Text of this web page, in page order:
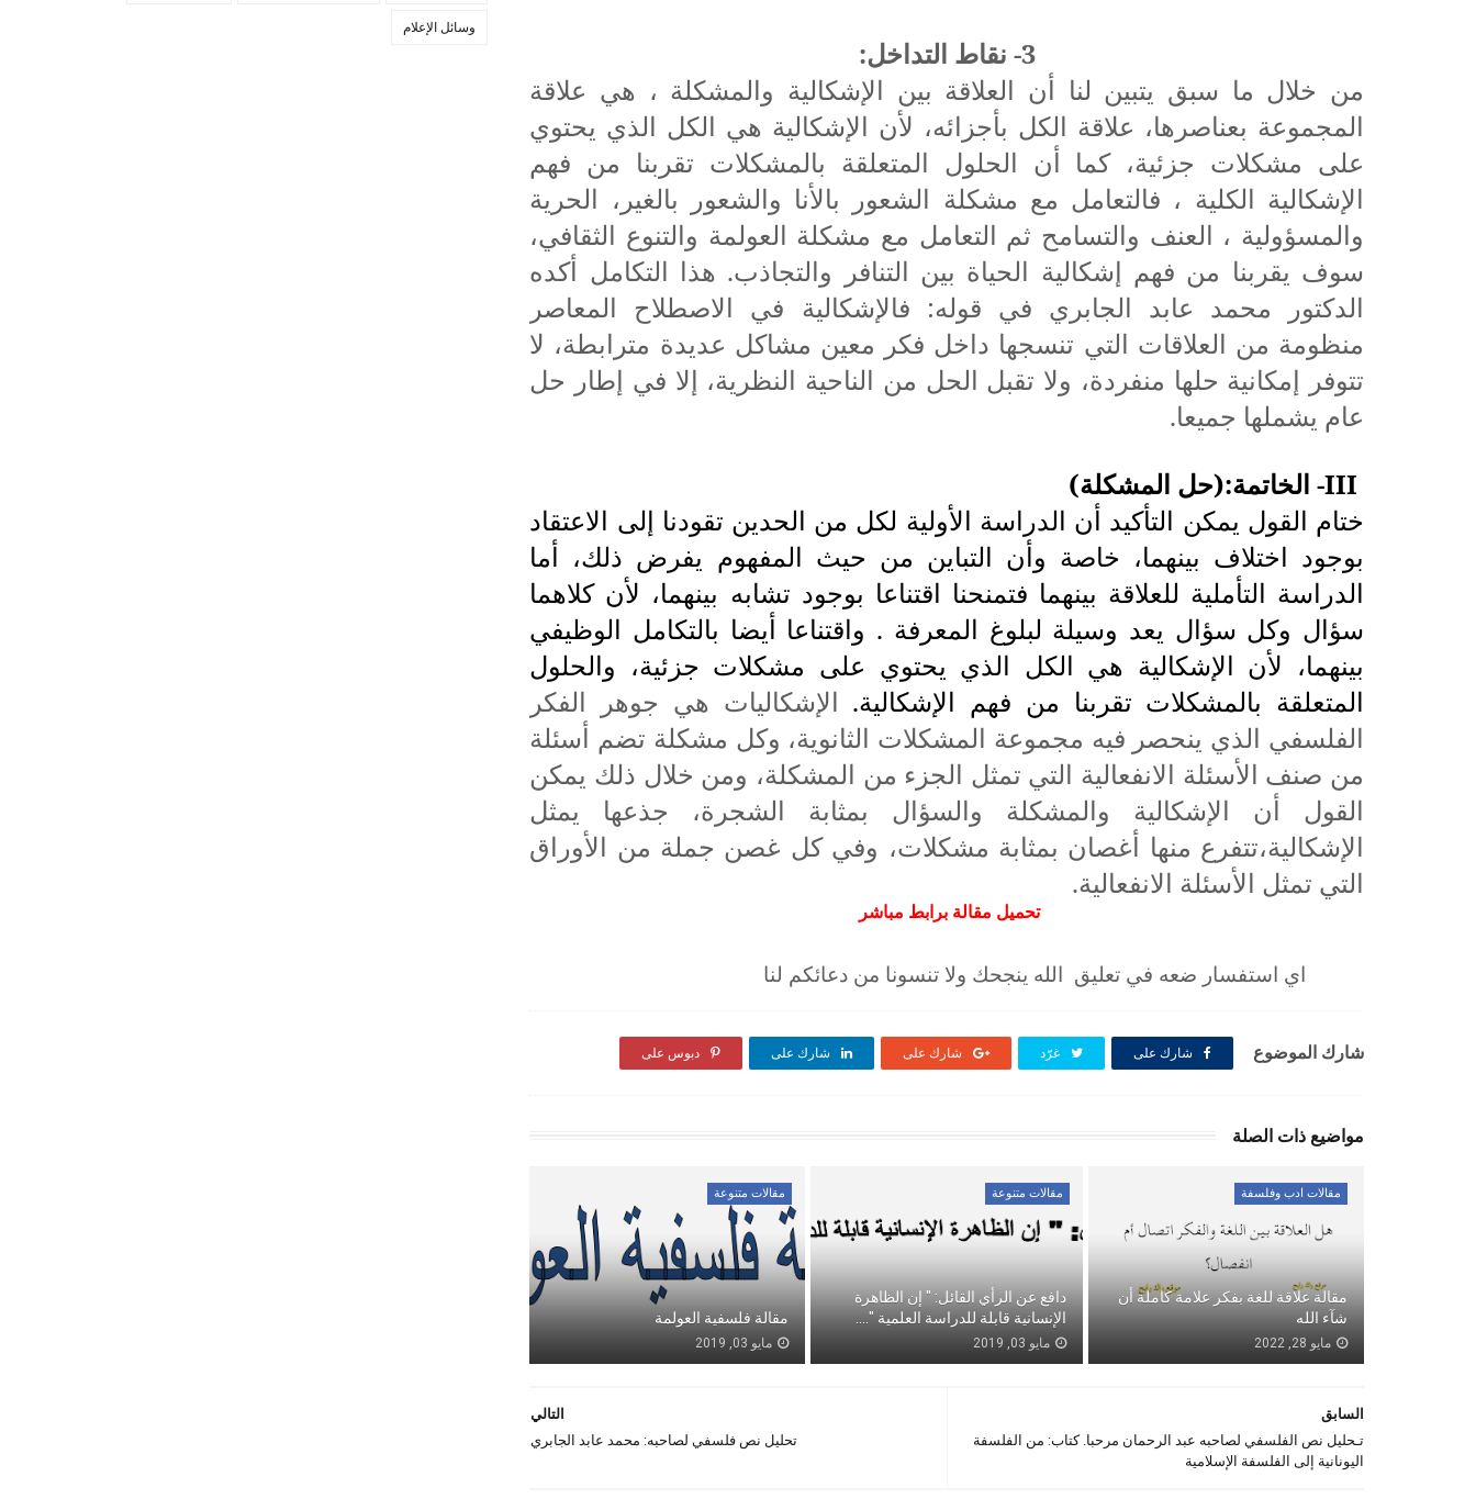
3- نقاط التداخل:
من خلال ما سبق يتبين لنا أن العلاقة بين الإشكالية والمشكلة ، هي علاقة
المجموعة بعناصرها، علاقة الكل بأجزائه، لأن الإشكالية هي الكل الذي يحتوي
على مشكلات جزئية، كما أن الحلول المتعلقة بالمشكلات تقربنا من فهم
الإشكالية الكلية ، فالتعامل مع مشكلة الشعور بالأنا والشعور بالغير، الحرية
والمسؤولية ، العنف والتسامح ثم التعامل مع مشكلة العولمة والتنوع الثقافي،
سوف يقربنا من فهم إشكالية الحياة بين التنافر والتجاذب. هذا التكامل أكده
الدكتور محمد عابد الجابري في قوله: فالإشكالية في الاصطلاح المعاصر
منظومة من العلاقات التي تنسجها داخل فكر معين مشاكل عديدة مترابطة، لا
تتوفر إمكانية حلها منفردة، ولا تقبل الحل من الناحية النظرية، إلا في إطار حل
عام يشملها جميعا.
III- الخاتمة:(حل المشكلة)
ختام القول يمكن التأكيد أن الدراسة الأولية لكل من الحدين تقودنا إلى الاعتقاد
بوجود اختلاف بينهما، خاصة وأن التباين من حيث المفهوم يفرض ذلك، أما
الدراسة التأملية للعلاقة بينهما فتمنحنا اقتناعا بوجود تشابه بينهما، لأن كلاهما
سؤال وكل سؤال يعد وسيلة لبلوغ المعرفة . واقتناعا أيضا بالتكامل الوظيفي
بينهما، لأن الإشكالية هي الكل الذي يحتوي على مشكلات جزئية، والحلول
المتعلقة بالمشكلات تقربنا من فهم الإشكالية. الإشكاليات هي جوهر الفكر
الفلسفي الذي ينحصر فيه مجموعة المشكلات الثانوية، وكل مشكلة تضم أسئلة
من صنف الأسئلة الانفعالية التي تمثل الجزء من المشكلة، ومن خلال ذلك يمكن
القول أن الإشكالية والمشكلة والسؤال بمثابة الشجرة، جذعها يمثل
الإشكالية،تتفرع منها أغصان بمثابة مشكلات، وفي كل غصن جملة من الأوراق
التي تمثل الأسئلة الانفعالية.
تحميل مقالة برابط مباشر
اي استفسار ضعه في تعليق الله ينجحك ولا تنسونا من دعائكم لنا
شارك الموضوع شارك على غرّد شارك على شارك على دبوس على
مواضيع ذات الصلة
مقالات ادب وفلسفة
مقالة علاقة للغة بفكر علامة كاملة أن
شآء الله
مايو 28, 2022
مقالات متنوعة
دافع عن الرأي القائل: " إن الظاهرة
الإنسانية قابلة للدراسة العلمية "....
مايو 03, 2019
مقالات متنوعة
مقالة فلسفية العولمة
مايو 03, 2019
التالي
تحليل نص فلسفي لصاحبه: محمد عابد الجابري
السابق
تـحليل نص الفلسفي لصاحبه عبد الرحمان مرحبا. كتاب: من الفلسفة
اليونانية إلى الفلسفة الإسلامية
وسائل الإعلام